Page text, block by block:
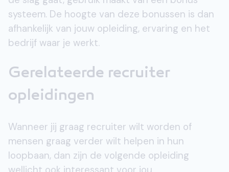
systeem. De hoogte van deze bonussen is dan
afhankelijk van jouw opleiding, ervaring en het
bedrijf waar je werkt.
Gerelateerde recruiter
opleidingen
Wanneer jij graag recruiter wilt worden of
mensen graag verder wilt helpen in hun
loopbaan, dan zijn de volgende opleiding